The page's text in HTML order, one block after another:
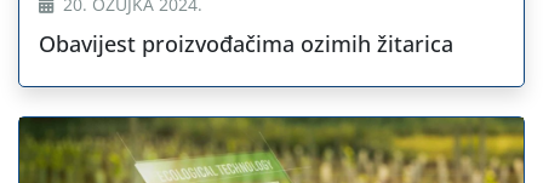
Obavijest proizvođačima ozimih žitarica